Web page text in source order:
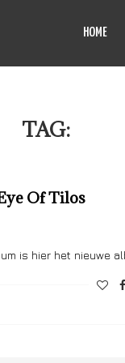
HOME
TAG:
Of Tilos
is hier het nieuwe